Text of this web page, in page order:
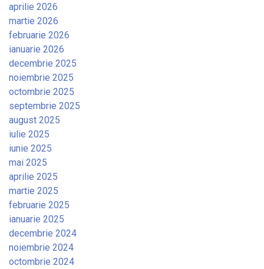
aprilie 2026
martie 2026
februarie 2026
ianuarie 2026
decembrie 2025
noiembrie 2025
octombrie 2025
septembrie 2025
august 2025
iulie 2025
iunie 2025
mai 2025
aprilie 2025
martie 2025
februarie 2025
ianuarie 2025
decembrie 2024
noiembrie 2024
octombrie 2024